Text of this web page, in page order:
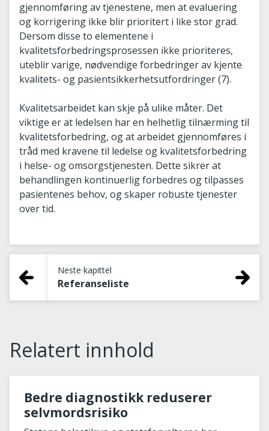
gjennomføring av tjenestene, men at evaluering
og korrigering ikke blir prioritert i like stor grad.
Dersom disse to elementene i
kvalitetsforbedringsprosessen ikke prioriteres,
uteblir varige, nødvendige forbedringer av kjente
kvalitets- og pasientsikkerhetsutfordringer (7).
Kvalitetsarbeidet kan skje på ulike måter. Det
viktige er at ledelsen har en helhetlig tilnærming til
kvalitetsforbedring, og at arbeidet gjennomføres i
tråd med kravene til ledelse og kvalitetsforbedring
i helse- og omsorgstjenesten. Dette sikrer at
behandlingen kontinuerlig forbedres og tilpasses
pasientenes behov, og skaper robuste tjenester
over tid.
Neste kapittel
Referanseliste
Relatert innhold
Bedre diagnostikk reduserer
selvmordsrisiko